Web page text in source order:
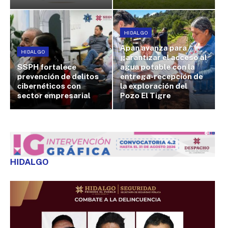
HIDALGO
SSPH fortalece
prevención de delitos
cibernéticos con
sector empresarial
HIDALGO
Apan avanza para
garantizar el acceso al
agua potable con la
entrega-recepción de
la exploración del
Pozo El Tigre
HIDALGO